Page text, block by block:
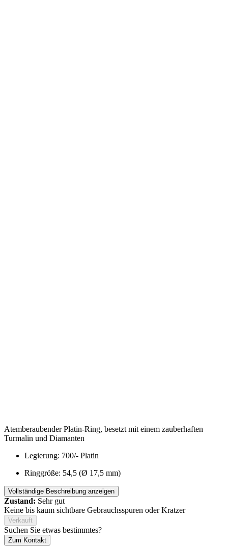
Atemberaubender Platin-Ring, besetzt mit einem zauberhaften
Turmalin und Diamanten
Legierung: 700/- Platin
Ringgröße: 54,5 (Ø 17,5 mm)
Vollständige Beschreibung anzeigen
Zustand: Sehr gut
Keine bis kaum sichtbare Gebrauchsspuren oder Kratzer
Verkauft
Suchen Sie etwas bestimmtes?
Zum Kontakt